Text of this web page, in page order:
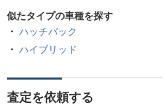
似たタイプの車種を探す
ハッチバック
ハイブリッド
査定を依頼する